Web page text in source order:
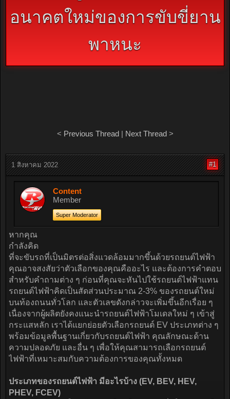
อนาคตใหม่ของการขับขี่ยาน
พาหนะ
< Previous Thread| Next Thread>
1 สิงหาคม 2022 #1
Content
Member
Super Moderator
หากคุณ
กำลังคิด
ที่จะขับรถที่เป็นมิตรต่อสิ่งแวดล้อมมากขึ้นด้วยรถยนต์ไฟฟ้า
คุณอาจสงสัยว่าตัวเลือกของคุณคืออะไร และต้องการคำตอบ
สำหรับคำถามต่าง ๆ ก่อนที่คุณจะหันไปใช้รถยนต์ไฟฟ้าแทน
รถยนต์ไฟฟ้าคิดเป็นสัดส่วนประมาณ 2-3% ของรถยนต์ใหม่
บนท้องถนนทั่วโลก และตัวเลขดังกล่าวจะเพิ่มขึ้นอีกเรื่อย ๆ
เนื่องจากผู้ผลิตยังคงแนะนำรถยนต์ไฟฟ้าโมเดลใหม่ ๆ เข้าสู่
กระแสหลัก เราได้แยกย่อยตัวเลือกรถยนต์ EV ประเภทต่าง ๆ
พร้อมข้อมูลพื้นฐานเกี่ยวกับรถยนต์ไฟฟ้า คุณลักษณะด้าน
ความปลอดภัย และอื่น ๆ เพื่อให้คุณสามารถเลือกรถยนต์
ไฟฟ้าที่เหมาะสมกับความต้องการของคุณทั้งหมด
ประเภทของรถยนต์ไฟฟ้า มีอะไรบ้าง (EV, BEV, HEV,
PHEV, FCEV)